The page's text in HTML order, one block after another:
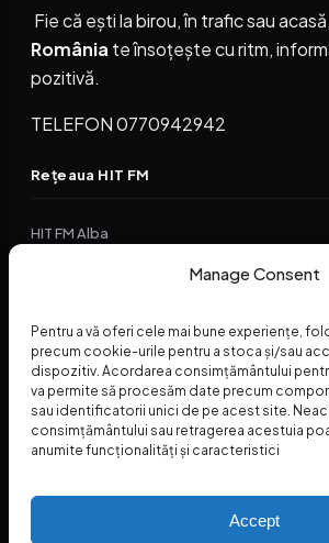
Manage Consent
Pentru a vă oferi cele mai bune experiențe,
precum cookie-urile pentru a stoca și/sau
dispozitiv. Acordarea consimțământului
va permite să procesăm date precum
sau identificatorii unici de pe acest site.
consimțământului sau retragerea acestuia
anumite funcționalități și caracteristici
Accept
Fie că ești la birou, în trafic sau acasă,
România te însoțește cu ritm,
pozitivă.
TELEFON 0770942942
Rețeaua HIT FM
HIT FM Alba
HIT FM Abrud
HIT FM Horezu
HIT FM Nehoiu